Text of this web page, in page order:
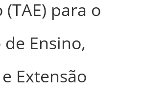
(TAE) para o
Ensino,
Extensão